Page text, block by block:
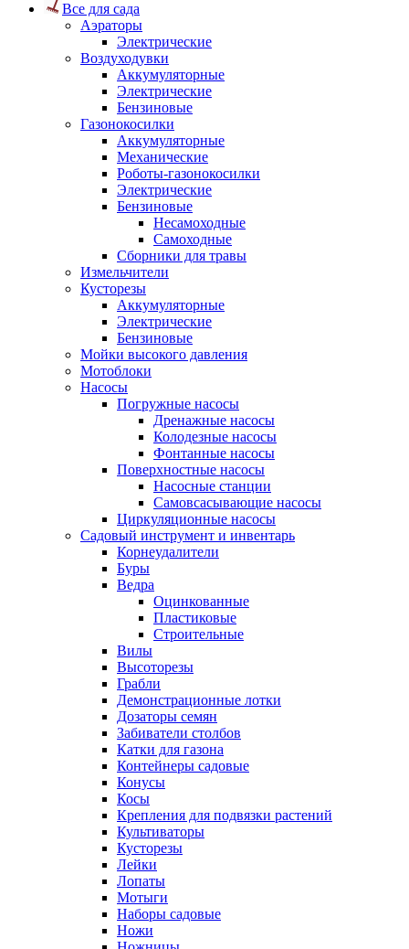
Все для сада
Аэраторы
Электрические
Воздуходувки
Аккумуляторные
Электрические
Бензиновые
Газонокосилки
Аккумуляторные
Механические
Роботы-газонокосилки
Электрические
Бензиновые
Несамоходные
Самоходные
Сборники для травы
Измельчители
Кусторезы
Аккумуляторные
Электрические
Бензиновые
Мойки высокого давления
Мотоблоки
Насосы
Погружные насосы
Дренажные насосы
Колодезные насосы
Фонтанные насосы
Поверхностные насосы
Насосные станции
Самовсасывающие насосы
Циркуляционные насосы
Садовый инструмент и инвентарь
Корнеудалители
Буры
Ведра
Оцинкованные
Пластиковые
Строительные
Вилы
Высоторезы
Грабли
Демонстрационные лотки
Дозаторы семян
Забиватели столбов
Катки для газона
Контейнеры садовые
Конусы
Косы
Крепления для подвязки растений
Культиваторы
Кусторезы
Лейки
Лопаты
Мотыги
Наборы садовые
Ножи